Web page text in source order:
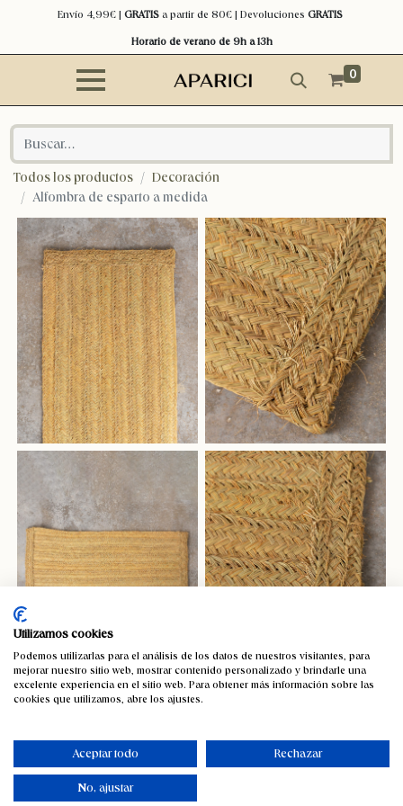
Envío 4,99€ | GRATISa partir de 80€ | Devoluciones GRATIS
Horario de verano de 9h a 13h
0
Todos los productos
Decoración
Alfombra de esparto a medida
Alfombra de esparto a medida
Contáctenos
Utilizamos cookies
Podemos utilizarlas para el análisis de los datos de nuestros visitantes, para
mejorar nuestro sitio web, mostrar contenido personalizado y brindarle una
excelente experiencia en el sitio web. Para obtener más información sobre las
cookies que utilizamos, abre los ajustes.
Aceptar todo Rechazar
No, ajustar